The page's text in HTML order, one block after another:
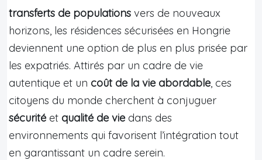
transferts de populations vers de nouveaux
horizons, les résidences sécurisées en Hongrie
deviennent une option de plus en plus prisée par
les expatriés. Attirés par un cadre de vie
autentique et un coût de la vie abordable, ces
citoyens du monde cherchent à conjuguer
sécurité et qualité de vie dans des
environnements qui favorisent l’intégration tout
en garantissant un cadre serein.